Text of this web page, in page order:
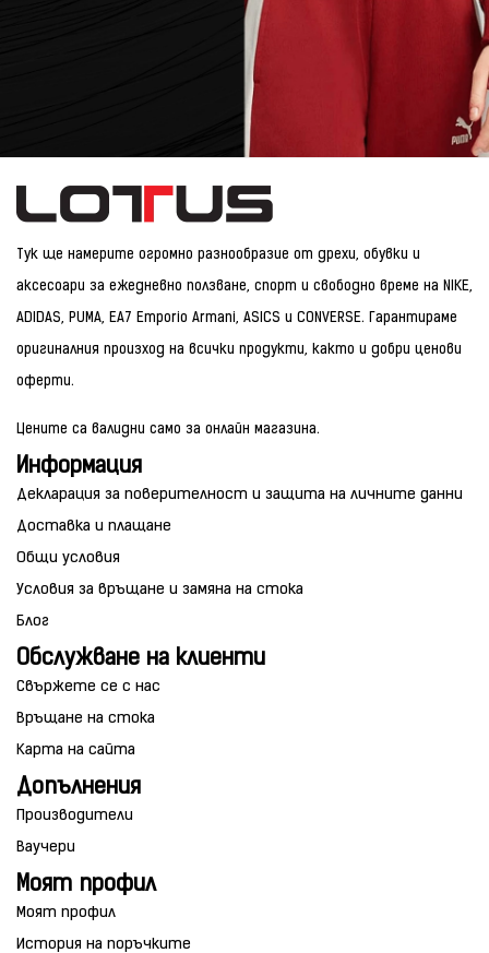
Тук ще намерите огромно разнообразие от дрехи, обувки и
аксесоари за ежедневно ползване, спорт и свободно време на NIKE,
ADIDAS, PUMA, EA7 Emporio Armani, ASICS и CONVERSE. Гарантираме
оригиналния произход на всички продукти, както и добри ценови
оферти.
Цените са валидни само за онлайн магазина.
Информация
Декларация за поверителност и защита на личните данни
Доставка и плащане
Общи условия
Условия за връщане и замяна на стока
Блог
Обслужване на клиенти
Свържете се с нас
Връщане на стока
Карта на сайта
Допълнения
Производители
Ваучери
Моят профил
Моят профил
История на поръчките